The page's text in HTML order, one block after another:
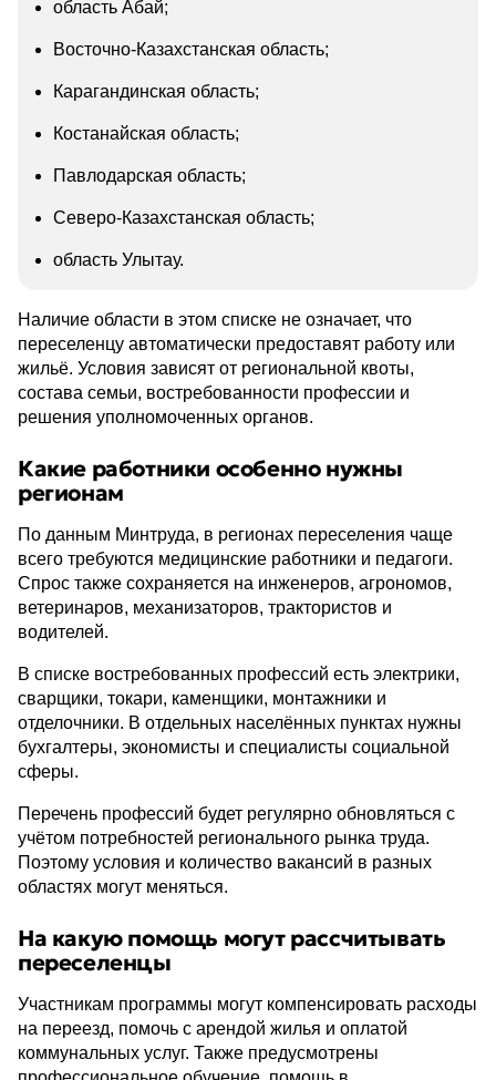
область Абай;
Восточно-Казахстанская область;
Карагандинская область;
Костанайская область;
Павлодарская область;
Северо-Казахстанская область;
область Улытау.
Наличие области в этом списке не означает, что
переселенцу автоматически предоставят работу или
жильё. Условия зависят от региональной квоты,
состава семьи, востребованности профессии и
решения уполномоченных органов.
Какие работники особенно нужны
регионам
По данным Минтруда, в регионах переселения чаще
всего требуются медицинские работники и педагоги.
Спрос также сохраняется на инженеров, агрономов,
ветеринаров, механизаторов, трактористов и
водителей.
В списке востребованных профессий есть электрики,
сварщики, токари, каменщики, монтажники и
отделочники. В отдельных населённых пунктах нужны
бухгалтеры, экономисты и специалисты социальной
сферы.
Перечень профессий будет регулярно обновляться с
учётом потребностей регионального рынка труда.
Поэтому условия и количество вакансий в разных
областях могут меняться.
На какую помощь могут рассчитывать
переселенцы
Участникам программы могут компенсировать расходы
на переезд, помочь с арендой жилья и оплатой
коммунальных услуг. Также предусмотрены